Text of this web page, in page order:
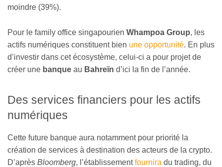
moindre (39%).
Pour le family office singapourien Whampoa Group, les
actifs numériques constituent bien une opportunité. En plus
d’investir dans cet écosystème, celui-ci a pour projet de
créer une banque au Bahreïn d’ici la fin de l’année.
Des services financiers pour les actifs
numériques
Cette future banque aura notamment pour priorité la
création de services à destination des acteurs de la crypto.
D’après Bloomberg, l’établissementfournira du trading, du